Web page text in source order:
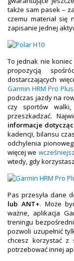
także sam pasek –
czemu materiał się
zapisanie jednej
To jednak nie
propozycją
dostarczających
Garmin HRM Pro Plus
podczas jazdy na
czy sportów
przeszkadzać.
informacje
kadencji, bilansu
odchylenia
więcej we
wtedy, gdy
Pas przesyła dane
lub ANT+. Może
ważne, aplikacja
treningu
pozwoli uzupełnić
chcesz korzystać z
potrzebować innej